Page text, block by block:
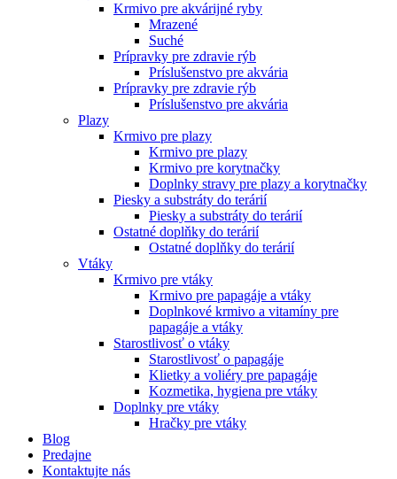
Krmivo pre akvárijné ryby
Mrazené
Suché
Prípravky pre zdravie rýb
Príslušenstvo pre akvária
Prípravky pre zdravie rýb
Príslušenstvo pre akvária
Plazy
Krmivo pre plazy
Krmivo pre plazy
Krmivo pre korytnačky
Doplnky stravy pre plazy a korytnačky
Piesky a substráty do terárií
Piesky a substráty do terárií
Ostatné doplňky do terárií
Ostatné doplňky do terárií
Vtáky
Krmivo pre vtáky
Krmivo pre papagáje a vtáky
Doplnkové krmivo a vitamíny pre
papagáje a vtáky
Starostlivosť o vtáky
Starostlivosť o papagáje
Klietky a voliéry pre papagáje
Kozmetika, hygiena pre vtáky
Doplnky pre vtáky
Hračky pre vtáky
Blog
Predajne
Kontaktujte nás